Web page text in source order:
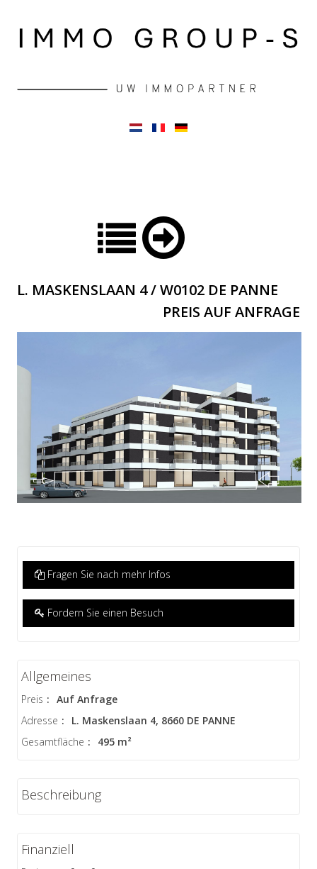
L. MASKENSLAAN 4 / W0102 DE PANNE
PREIS AUF ANFRAGE
Fragen Sie nach mehr Infos
Fordern Sie einen Besuch
Allgemeines
Preis : Auf Anfrage
Adresse :
L. Maskenslaan 4, 8660 DE PANNE
Gesamtfläche : 495 m²
Beschreibung
Finanziell